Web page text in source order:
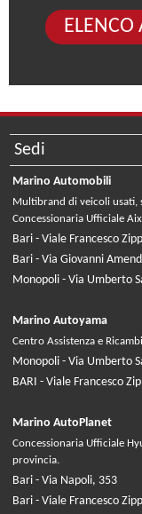
ELENCO
Sedi
Marino Automobili
Multibrand di veicoli usati,
Concessionaria Ufficiale
Bari - Viale Francesco
Bari - Via Giovanni
Monopoli - Via Umberto
Marino Autoyama
Centro Assistenza e
Monopoli - Via Umberto
BARI - Viale Francesco
Marino AutoPlanet
Concessionaria Ufficiale
provincia.
Bari - Via Napoli, 353
Bari - Viale Francesco